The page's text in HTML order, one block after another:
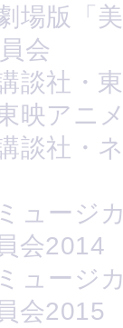
場版「
会
談社・
映アニ
談社・
ュージ
会2014
ュージ
会2015